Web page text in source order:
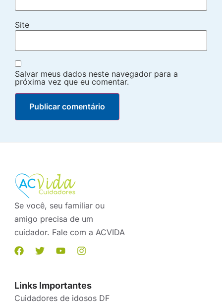
Site
Salvar meus dados neste navegador para a
próxima vez que eu comentar.
Se você, seu familiar ou
amigo precisa de um
cuidador. Fale com a ACVIDA
Links Importantes
Cuidadores de idosos DF